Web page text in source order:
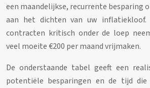
een maandelijkse, recurrente besparing
aan het dichten van uw
contracten kritisch onder de loep
veel moeite €200 per maand vrijmaken.
De onderstaande tabel geeft een
potentiële besparingen en de tijd